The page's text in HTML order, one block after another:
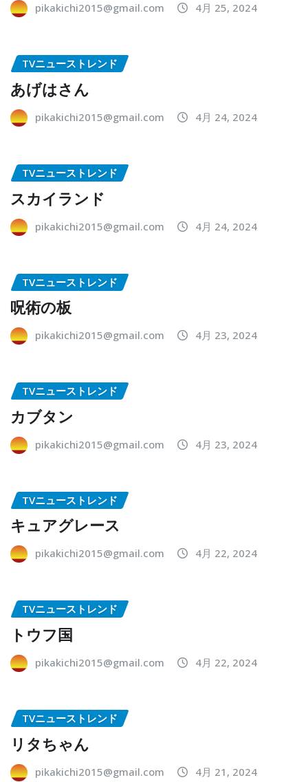
pikakichi2015@gmail.com 4月 25, 2024
TVニューストレンド
あげはさん
pikakichi2015@gmail.com 4月 24, 2024
TVニューストレンド
スカイランド
pikakichi2015@gmail.com 4月 24, 2024
TVニューストレンド
呪術の板
pikakichi2015@gmail.com 4月 23, 2024
TVニューストレンド
カブタン
pikakichi2015@gmail.com 4月 23, 2024
TVニューストレンド
キュアグレース
pikakichi2015@gmail.com 4月 22, 2024
TVニューストレンド
トウフ国
pikakichi2015@gmail.com 4月 22, 2024
TVニューストレンド
リタちゃん
pikakichi2015@gmail.com 4月 21, 2024